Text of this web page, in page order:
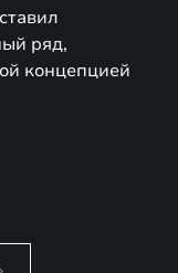
ряд,
концепцией